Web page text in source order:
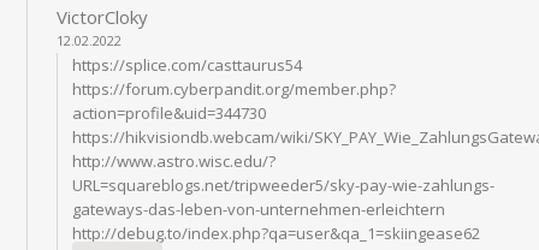
VictorCloky
12.02.2022
https://splice.com/casttaurus54
https://forum.cyberpandit.org/member.php?
action=profile&uid=344730
https://hikvisiondb.webcam/wiki/
http://www.astro.wisc.edu/?
URL=squareblogs.net/tripweeder5/sky-pay-wie-zahlungs-
gateways-das-leben-von-unternehmen-erleichtern
http://debug.to/index.php?qa=user&qa_1=skiingease62